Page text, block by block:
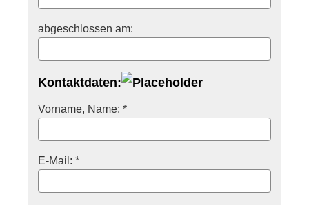
abgeschlossen am:
Kontaktdaten:
Vorname, Name: *
E-Mail: *